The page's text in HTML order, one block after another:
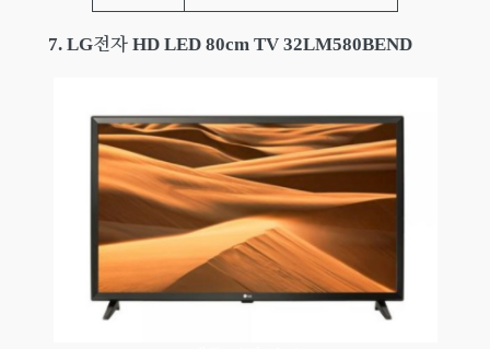
7. LG전자 HD LED 80cm TV 32LM580BEND